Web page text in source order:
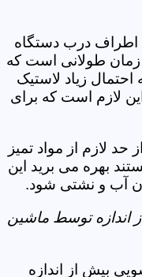
اطراف درب دستگاه
زمان طولانی است که
احتمال زیاد لاستیک
لازم است که برای
حد لازم از مواد تمیز
بهره می برید این
آب و نشتی شود.
اندازه توسط ماشین
بیش از اندازه